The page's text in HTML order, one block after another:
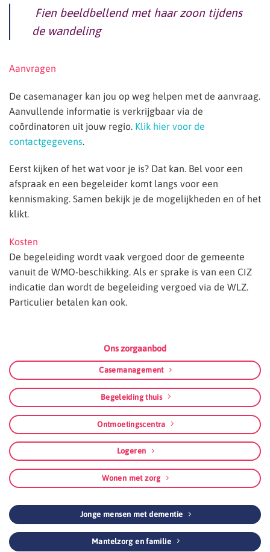
Fien beeldbellend met haar zoon tijdens
de wandeling
Aanvragen
De casemanager kan jou op weg helpen met de aanvraag.
Aanvullende informatie is verkrijgbaar via de
coördinatoren uit jouw regio. Klik hier voor de
contactgegevens.
Eerst kijken of het wat voor je is? Dat kan. Bel voor een
afspraak en een begeleider komt langs voor een
kennismaking. Samen bekijk je de mogelijkheden en of het
klikt.
Kosten
De begeleiding wordt vaak vergoed door de gemeente
vanuit de WMO-beschikking. Als er sprake is van een CIZ
indicatie dan wordt de begeleiding vergoed via de WLZ.
Particulier betalen kan ook.
Ons zorgaanbod
Casemanagement
Begeleiding thuis
Ontmoetingscentra
Logeren
Wonen met zorg
Jonge mensen met dementie
Mantelzorg en familie